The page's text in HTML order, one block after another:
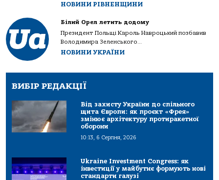
НОВИНИ РІВНЕНЩИНИ
Білий Орел летить додому
Президент Польщі Кароль Навроцький позбавив
Володимира Зеленського...
НОВИНИ УКРАЇНИ
ВИБІР РЕДАКЦІЇ
Від захисту України до спільного
щита Європи: як проєкт «Фрея»
змінює архітектуру протиракетної
оборони
10:13, 6 Серпня, 2026
Ukraine Investment Congress: як
інвестиції у майбутнє формують нові
стандарти галузі